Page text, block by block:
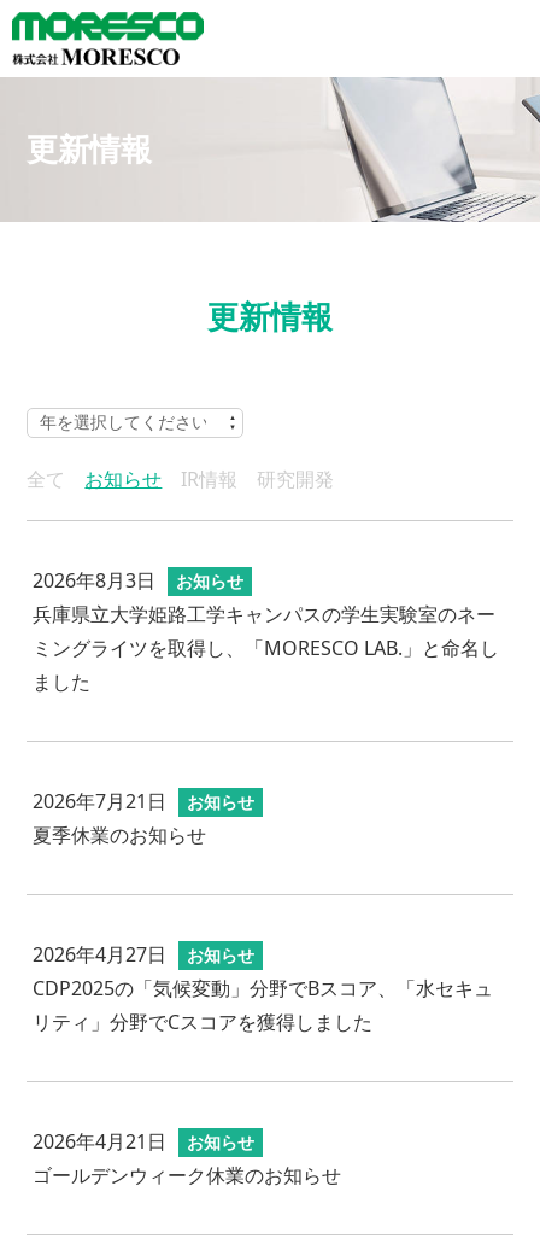
更新情報
更新情報
全て お知らせ IR情報 研究開発
2026年8月3日 お知らせ
兵庫県立大学姫路工学キャンパスの学生実験室のネー
ミングライツを取得し、「MORESCO LAB.」と命名し
ました
2026年7月21日 お知らせ
夏季休業のお知らせ
2026年4月27日 お知らせ
CDP2025の「気候変動」分野でBスコア、「水セキュ
リティ」分野でCスコアを獲得しました
2026年4月21日 お知らせ
ゴールデンウィーク休業のお知らせ